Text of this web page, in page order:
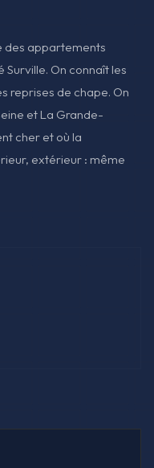
des appartements
On connaît les
reprises de chape. On
et La Grande-
cher et où la
extérieur : même